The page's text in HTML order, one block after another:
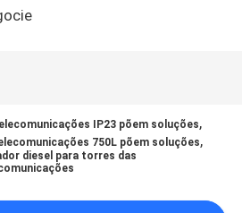
IP23 põem soluções,
750L põem soluções,
diesel para torres das